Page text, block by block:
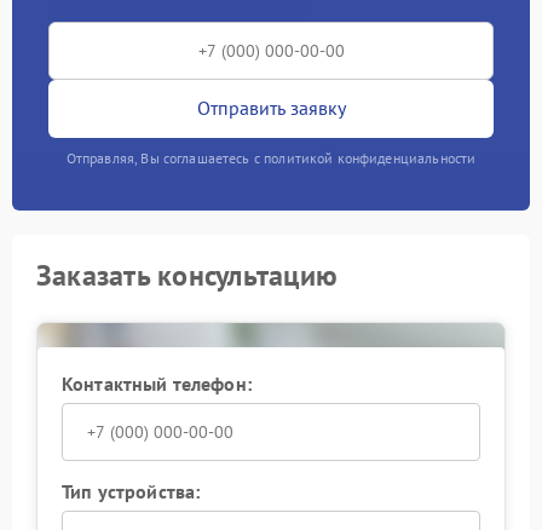
Отправить заявку
Отправляя, Вы соглашаетесь с политикой конфиденциальности
Заказать консультацию
Контактный телефон:
Тип устройства: